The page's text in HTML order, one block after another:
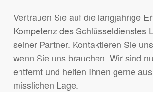
Vertrauen Sie auf die langjährige
Kompetenz des Schlüsseldienstes
seiner Partner. Kontaktieren Sie
wenn Sie uns brauchen. Wir sind
entfernt und helfen Ihnen gerne
misslichen Lage.